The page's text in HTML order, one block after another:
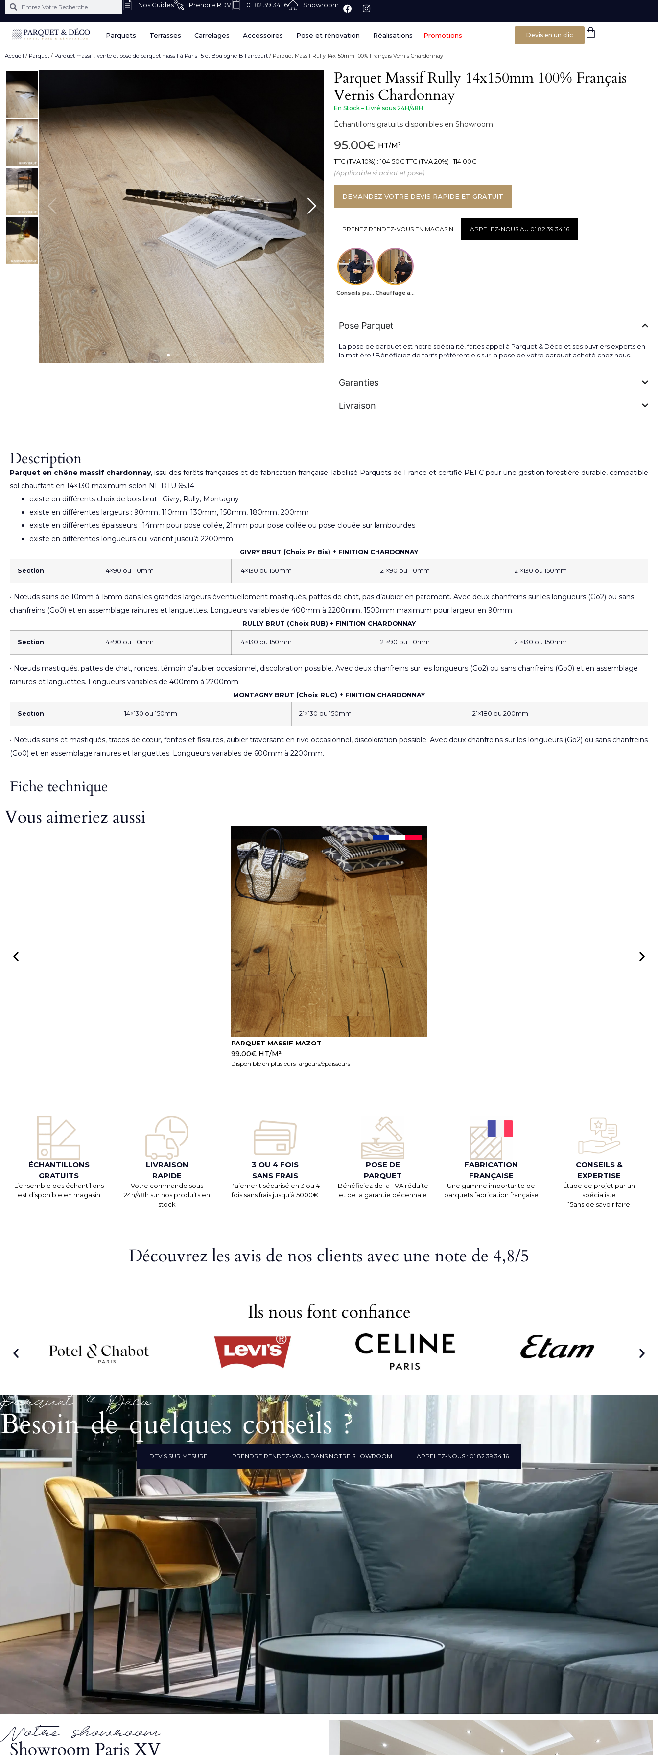
Nos Guides Prendre RDV 01 82 39 34 16 Showroom
Parquets Terrasses Carrelages Accessoires Pose et rénovation Réalisations Promotions Devis en un clic
Accueil / Parquet / Parquet massif : vente et pose de parquet massif à Paris 15 et Boulogne-Billancourt / Parquet Massif Rully 14x150mm 100% Français Vernis Chardonnay
Parquet Massif Rully 14x150mm 100% Français
Vernis Chardonnay
En Stock – Livré sous 24H/48H
Échantillons gratuits disponibles en Showroom
95.00€ HT/M²
TTC (TVA 10%) : 104.50€ TTC (TVA 20%) : 114.00€
(Applicable si achat et pose)
DEMANDEZ VOTRE DEVIS RAPIDE ET GRATUIT
PRENEZ RENDEZ-VOUS EN MAGASIN APPELEZ-NOUS AU 01 82 39 34 16
Conseils parquets Chauffage au sol
Pose Parquet
La pose de parquet est notre spécialité, faites appel à Parquet & Déco et ses ouvriers experts en
la matière ! Bénéficiez de tarifs préférentiels sur la pose de votre parquet acheté chez nous.
Garanties
Livraison
Description
Parquet en chêne massif chardonnay, issu des forêts françaises et de fabrication française, labellisé Parquets de France et certifié PEFC pour une gestion forestière durable, compatible
sol chauffant en 14×130 maximum selon NF DTU 65.14.
existe en différents choix de bois brut : Givry, Rully, Montagny
existe en différentes largeurs : 90mm, 110mm, 130mm, 150mm, 180mm, 200mm
existe en différentes épaisseurs : 14mm pour pose collée, 21mm pour pose collée ou pose clouée sur lambourdes
existe en différentes longueurs qui varient jusqu’à 2200mm
GIVRY BRUT (Choix Pr Bis) + FINITION CHARDONNAY
Section 14×90 ou 110mm 14×130 ou 150mm 21×90 ou 110mm 21×130 ou 150mm
• Nœuds sains de 10mm à 15mm dans les grandes largeurs éventuellement mastiqués, pattes de chat, pas d’aubier en parement. Avec deux chanfreins sur les longueurs (Go2) ou sans
chanfreins (Go0) et en assemblage rainures et languettes. Longueurs variables de 400mm à 2200mm, 1500mm maximum pour largeur en 90mm.
RULLY BRUT (Choix RUB) + FINITION CHARDONNAY
Section 14×90 ou 110mm 14×130 ou 150mm 21×90 ou 110mm 21×130 ou 150mm
• Nœuds mastiqués, pattes de chat, ronces, témoin d’aubier occasionnel, discoloration possible. Avec deux chanfreins sur les longueurs (Go2) ou sans chanfreins (Go0) et en assemblage
rainures et languettes. Longueurs variables de 400mm à 2200mm.
MONTAGNY BRUT (Choix RUC) + FINITION CHARDONNAY
Section 14×130 ou 150mm 21×130 ou 150mm 21×180 ou 200mm
• Nœuds sains et mastiqués, traces de cœur, fentes et fissures, aubier traversant en rive occasionnel, discoloration possible. Avec deux chanfreins sur les longueurs (Go2) ou sans chanfreins
(Go0) et en assemblage rainures et languettes. Longueurs variables de 600mm à 2200mm.
Fiche technique
Vous aimeriez aussi
PARQUET MASSIF MAZOT
99.00€ HT/M²
Disponible en plusieurs largeurs/épaisseurs
ÉCHANTILLONS
GRATUITS
L’ensemble des échantillons
est disponible en magasin
LIVRAISON
RAPIDE
Votre commande sous
24h/48h sur nos produits en
stock
3 OU 4 FOIS
SANS FRAIS
Paiement sécurisé en 3 ou 4
fois sans frais jusqu’à 5000€
POSE DE
PARQUET
Bénéficiez de la TVA réduite
et de la garantie décennale
FABRICATION
FRANÇAISE
Une gamme importante de
parquets fabrication française
CONSEILS &
EXPERTISE
Étude de projet par un
spécialiste
15ans de savoir faire
Découvrez les avis de nos clients avec une note de 4,8/5
Ils nous font confiance
Parquet & Déco
Besoin de quelques conseils ?
DEVIS SUR MESURE PRENDRE RENDEZ-VOUS DANS NOTRE SHOWROOM APPELEZ-NOUS : 01 82 39 34 16
Notre showroom
Showroom Paris XV